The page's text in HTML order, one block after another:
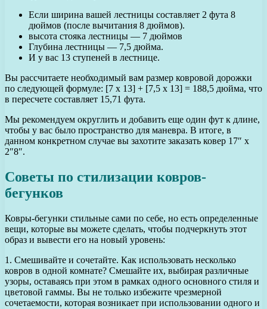
Если ширина вашей лестницы составляет 2 фута 8
дюймов (после вычитания 8 дюймов).
высота стояка лестницы — 7 дюймов
Глубина лестницы — 7,5 дюйма.
И у вас 13 ступеней в лестнице.
Вы рассчитаете необходимый вам размер ковровой дорожки
по следующей формуле: [7 x 13] + [7,5 x 13] = 188,5 дюйма, что
в пересчете составляет 15,71 фута.
Мы рекомендуем округлить и добавить еще один фут к длине,
чтобы у вас было пространство для маневра. В итоге, в
данном конкретном случае вы захотите заказать ковер 17″ x
2″8″.
Советы по стилизации ковров-
бегунков
Ковры-бегунки стильные сами по себе, но есть определенные
вещи, которые вы можете сделать, чтобы подчеркнуть этот
образ и вывести его на новый уровень:
1. Смешивайте и сочетайте. Как использовать несколько
ковров в одной комнате? Смешайте их, выбирая различные
узоры, оставаясь при этом в рамках одного основного стиля и
цветовой гаммы. Вы не только избежите чрезмерной
сочетаемости, которая возникает при использовании одного и